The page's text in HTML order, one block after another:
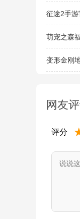
征途2手
萌宠之森
变形金刚
网友
评分